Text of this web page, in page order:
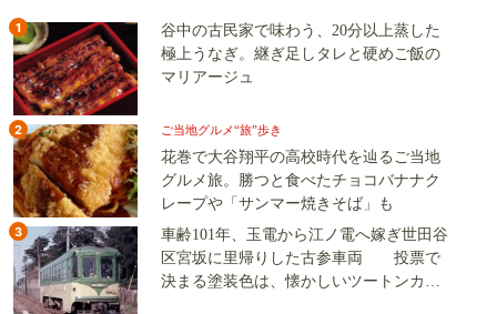
1
谷中の古民家で味わう、20分以上蒸した
極上うなぎ。継ぎ足しタレと硬めご飯の
マリアージュ
2 ご当地グルメ“旅”歩き
花巻で大谷翔平の高校時代を辿るご当地
グルメ旅。勝つと食べたチョコバナナク
レープや「サンマー焼きそば」も
3
車齢101年、玉電から江ノ電へ嫁ぎ世田谷
区宮坂に里帰りした古参車両 投票で
決まる塗装色は、懐かしいツートンカラ